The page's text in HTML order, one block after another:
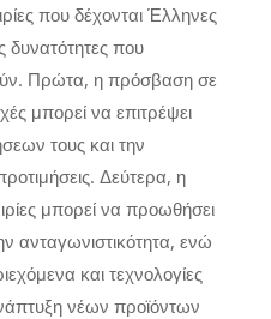
που δέχονται Έλληνες
που
Πρώτα, η πρόσβαση σε
μπορεί να επιτρέψει
τους και την
Δεύτερα, η
μπορεί να προωθήσει
ανταγωνιστικότητα, ενώ
και τεχνολογίες
νέων προϊόντων